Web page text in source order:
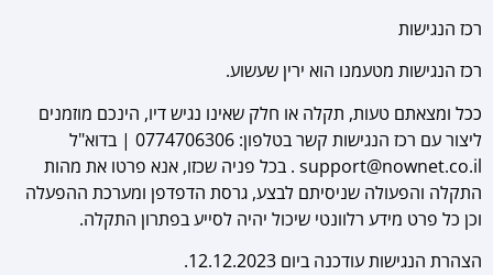
רכז הנגישות
רכז הנגישות מטעמנו הוא ירין שעשוע.
ככל ומצאתם טעות, תקלה או חלק שאינו נגיש דיו, הינכם מוזמנים
ליצור עם רכז הנגישות קשר בטלפון: 0774706306 | בדוא"ל
support@nownet.co.il . בכל פניה שכזו, אנא פרטו את מהות
התקלה והפעולה שניסיתם לבצע, גרסת הדפדפן ומערכת ההפעלה
וכן כל פרט מידע רלוונטי שיכול יהיה לסייע בפתרון התקלה.
הצהרת הנגישות עודכנה ביום 12.12.2023.